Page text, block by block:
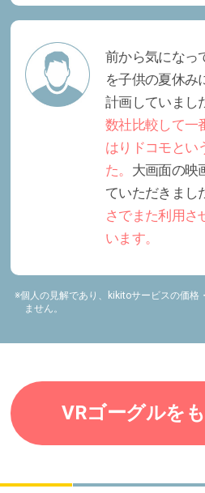
前から気になっ
を子供の夏休み
計画していまし
数社比較して一
はりドコモとい
た。 大画面の映
ていただきまし
さでまた利用さ
います。
※個人の見解であり、kikitoサービスの価格
ません。
VRゴーグルを